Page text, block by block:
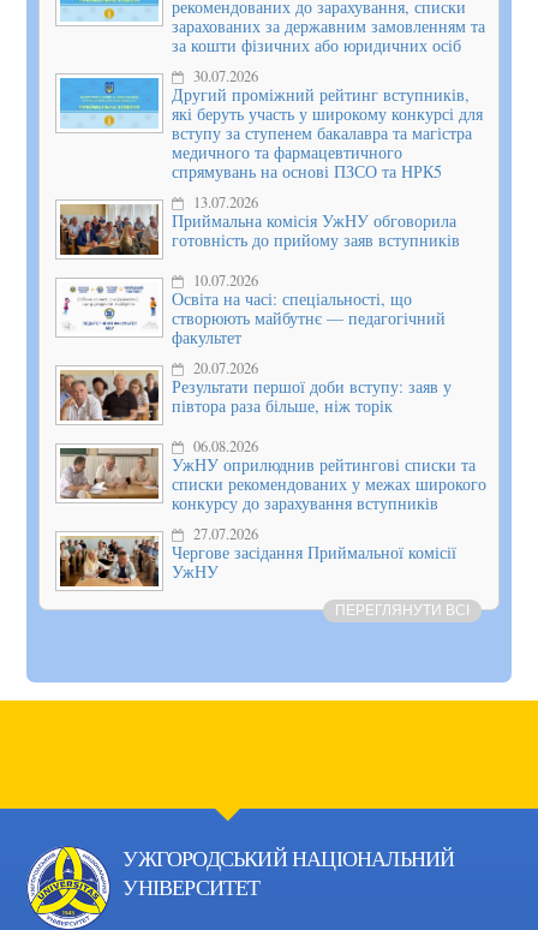
рекомендованих до зарахування, списки
зарахованих за державним замовленням та
за кошти фізичних або юридичних осіб
30.07.2026
Другий проміжний рейтинг вступників,
які беруть участь у широкому конкурсі для
вступу за ступенем бакалавра та магістра
медичного та фармацевтичного
спрямувань на основі ПЗСО та НРК5
13.07.2026
Приймальна комісія УжНУ обговорила
готовність до прийому заяв вступників
10.07.2026
Освіта на часі: спеціальності, що
створюють майбутнє — педагогічний
факультет
20.07.2026
Результати першої доби вступу: заяв у
півтора раза більше, ніж торік
06.08.2026
УжНУ оприлюднив рейтингові списки та
списки рекомендованих у межах широкого
конкурсу до зарахування вступників
27.07.2026
Чергове засідання Приймальної комісії
УжНУ
ПЕРЕГЛЯНУТИ ВСІ
УЖГОРОДСЬКИЙ НАЦІОНАЛЬНИЙ
УНІВЕРСИТЕТ